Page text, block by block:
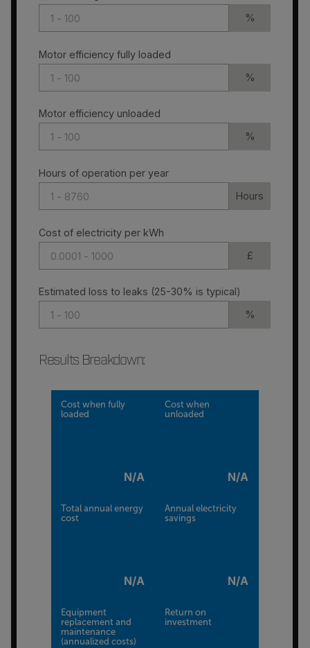
%
Motor efficiency fully loaded
%
Motor efficiency unloaded
%
Hours of operation per year
Hours
Cost of electricity per kWh
£
Estimated loss to leaks (25-30% is typical)
%
Results Breakdown:
Cost when fully
loaded
N/A
Cost when
unloaded
N/A
Total annual energy
cost
N/A
Annual electricity
savings
N/A
Equipment
replacement and
maintenance
(annualized costs)
Return on
investment